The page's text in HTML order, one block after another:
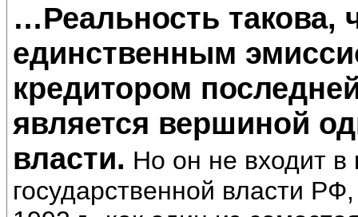
…Реальность такова,
единственным
кредитором
является вершиной
власти. Но он не входит в
государственной власти